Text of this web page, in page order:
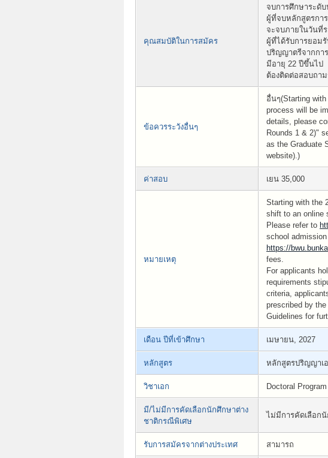
คุณสมบัติในการสมัคร
จบการศึกษาระดั
ผู้ที่จบหลักสูตรกา
จะจบภายในวันที่
ผู้ที่ได้รับการยอม
ปริญญาตรีจากกา
มีอายุ 22 ปีขึ้นไป
ต้องติดต่อสอบถาม
ข้อควรระวังอื่นๆ
อื่นๆ(Starting
process will be
details, please
Rounds 1 & 2)"
as the Graduate
website).)
ค่าสอบ เยน 35,000
หมายเหตุ
Starting with the
shift to an online
Please refer to
school
https://
fees.
For applicants
requirements
criteria,
prescribed by
Guidelines for
เดือน ปีที่เข้าศึกษา เมษายน, 2027
หลักสูตร หลักสูตรปริญญาเ
วิชาเอก Doctoral
มี/ไม่มีการคัดเลือกนักศึกษาต่าง
ชาติกรณีพิเศษ
ไม่มีการคัดเลือก
รับการสมัครจากต่างประเทศ สามารถ